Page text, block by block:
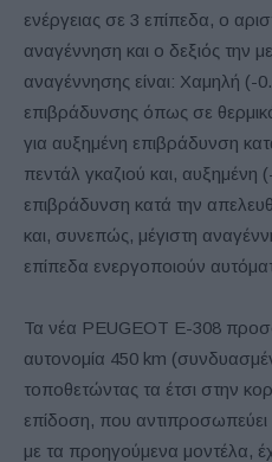
ενέργειας σε 3 επίπεδα, ο
αναγέννηση και ο δεξιός την
αναγέννησης είναι: Χαμηλή (-
επιβράδυνσης όπως σε
για αυξημένη επιβράδυνση
πεντάλ γκαζιού και, αυξημένη
επιβράδυνση κατά την
και, συνεπώς, μέγιστη
επίπεδα ενεργοποιούν
Τα νέα PEUGEOT E-308
αυτονομία 450 km
τοποθετώντας τα έτσι στην
επίδοση, που
με τα προηγούμενα μοντέλα,